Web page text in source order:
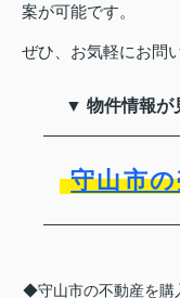
案が可能です。
ぜひ、お気軽にお問
▼ 物件情報が
守山市
◆守山市の不動産を購